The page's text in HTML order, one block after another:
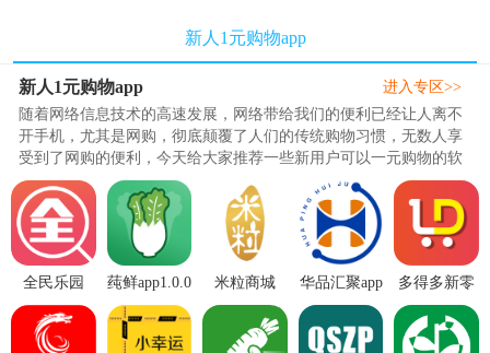
新人1元购物app
新人1元购物app
随着网络信息技术的高速发展，网络带给我们的便利已经让人离不
开手机，尤其是网购，彻底颠覆了人们的传统购物习惯，无数人享
受到了网购的便利，今天给大家推荐一些新用户可以一元购物的软
件，这种大额的羊毛一般一个..
进入专区>>
全民乐园
app1.0 安卓
版
莼鲜app1.0.0
最新版
米粒商城
APP安卓手
机V2.3.0版
华品汇聚app
官方安卓版
v1.4.8最新
版
多得多新零
售app1.0手
机最新版